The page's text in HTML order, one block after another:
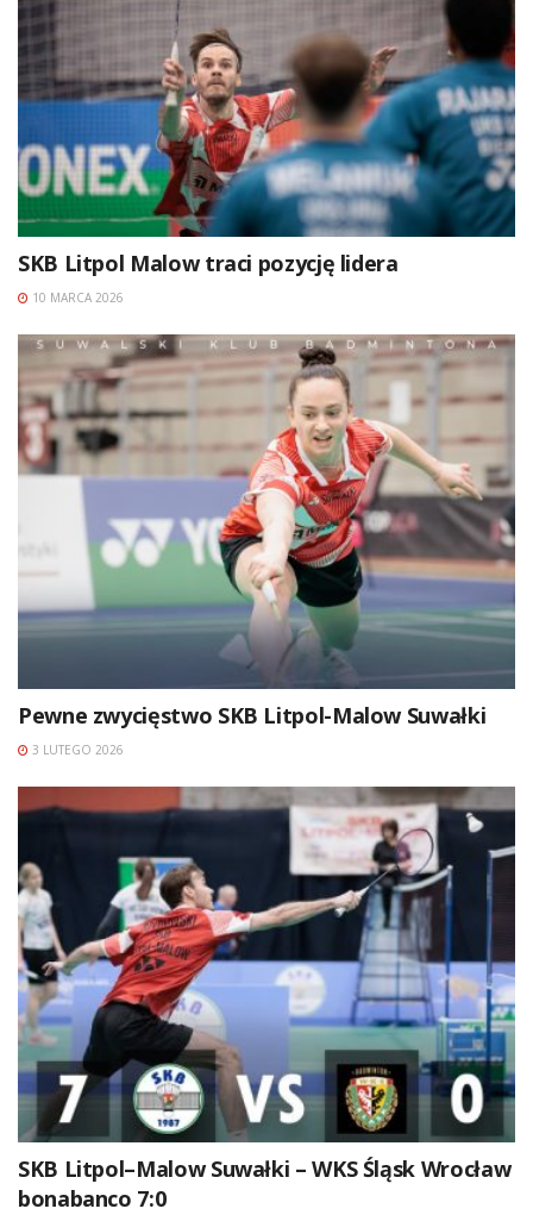
SKB Litpol Malow traci pozycję lidera
10 MARCA 2026
Pewne zwycięstwo SKB Litpol-Malow Suwałki
3 LUTEGO 2026
SKB Litpol–Malow Suwałki – WKS Śląsk Wrocław
bonabanco 7:0